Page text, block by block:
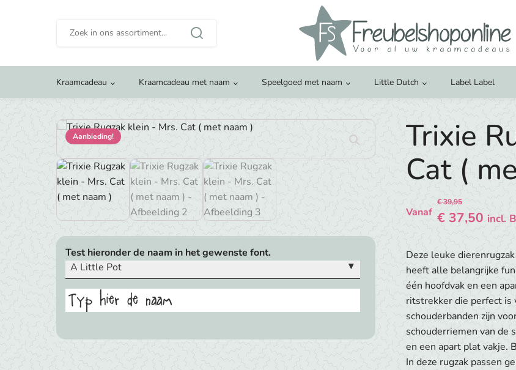
Zoeken
Kraamcadeau Kraamcadeau met naam Speelgoed met naam Little Dutch Label Label
Aanbieding!
Test hieronder de naam in het gewenste font.
A Little Pot
▾
Typ hier de naam
Trixie
Cat (
Vanaf
€39,95
was:
€ 39,95.
€ 37,50
is:
€
incl.
Deze leuke
heeft alle belangrijke
één hoofdvak en een
ritstrekker die perfect is
schouderbanden zijn
schouderriemen van de
en een apart plat vakje.
In deze rugzak passen